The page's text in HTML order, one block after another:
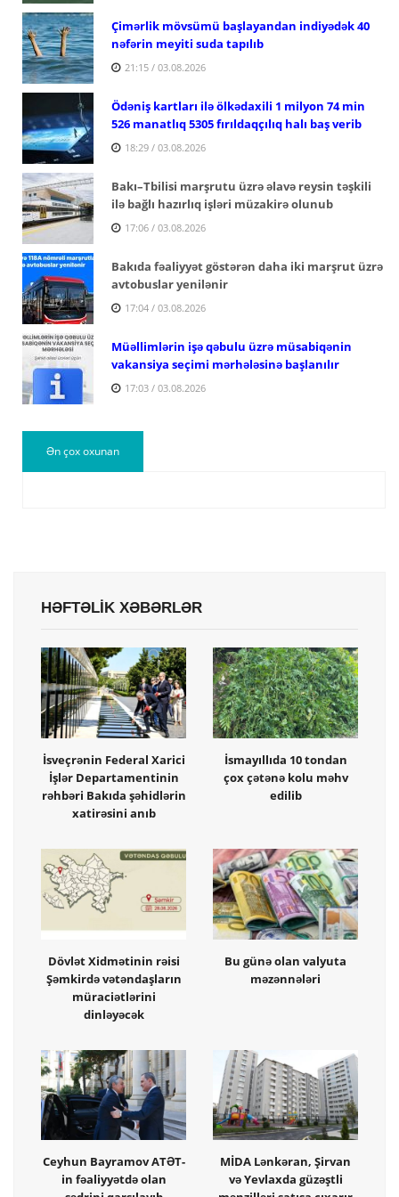
Çimərlik mövsümü başlayandan indiyədək 40
nəfərin meyiti suda tapılıb
21:15 / 03.08.2026
Ödəniş kartları ilə ölkədaxili 1 milyon 74 min
526 manatlıq 5305 fırıldaqçılıq halı baş verib
18:29 / 03.08.2026
Bakı–Tbilisi marşrutu üzrə əlavə reysin təşkili
ilə bağlı hazırlıq işləri müzakirə olunub
17:06 / 03.08.2026
Bakıda fəaliyyət göstərən daha iki marşrut üzrə
avtobuslar yenilənir
17:04 / 03.08.2026
Müəllimlərin işə qəbulu üzrə müsabiqənin
vakansiya seçimi mərhələsinə başlanılır
17:03 / 03.08.2026
Ən çox oxunan
HƏFTƏLİK XƏBƏRLƏR
İsveçrənin Federal Xarici
İşlər Departamentinin
rəhbəri Bakıda şəhidlərin
xatirəsini anıb
İsmayıllıda 10 tondan
çox çətənə kolu məhv
edilib
Dövlət Xidmətinin rəisi
Şəmkirdə vətəndaşların
müraciətlərini
dinləyəcək
Bu günə olan valyuta
məzənnələri
Ceyhun Bayramov ATƏT-
in fəaliyyətdə olan
MİDA Lənkəran, Şirvan
və Yevlaxda güzəştli